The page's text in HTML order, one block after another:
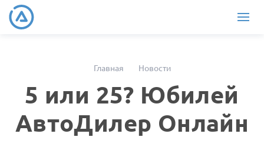
Главная Новости
5 или 25? Юбилей
АвтоДилер Онлайн